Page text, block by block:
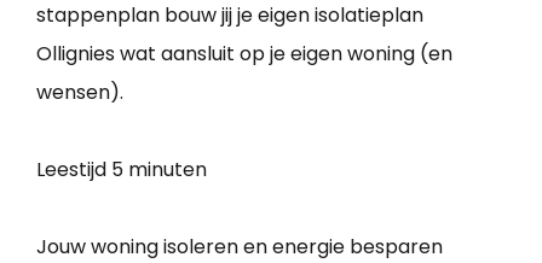
stappenplan bouw jij je eigen isolatieplan
Ollignies wat aansluit op je eigen woning (en
wensen).
Leestijd 5 minuten
Jouw woning isoleren en energie besparen